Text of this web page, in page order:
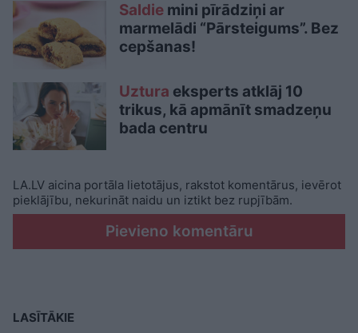
Saldie mini pīrādziņi ar
marmelādi “Pārsteigums”. Bez
cepšanas!
Uztura eksperts atklāj 10
trikus, kā apmānīt smadzeņu
bada centru
LA.LV aicina portāla lietotājus, rakstot komentārus, ievērot
pieklājību, nekurināt naidu un iztikt bez rupjībām.
Pievieno komentāru
LASĪTĀKIE